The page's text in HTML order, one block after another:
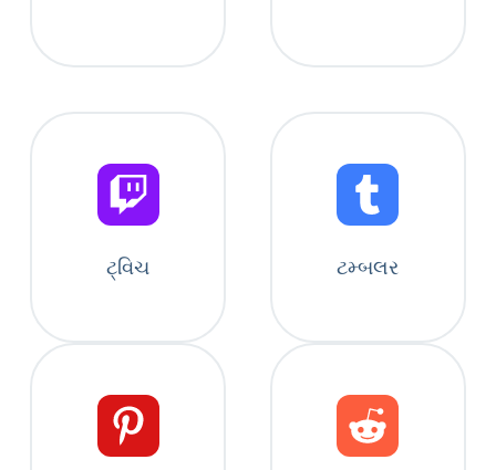
ટ્વિચ ટમ્બલર